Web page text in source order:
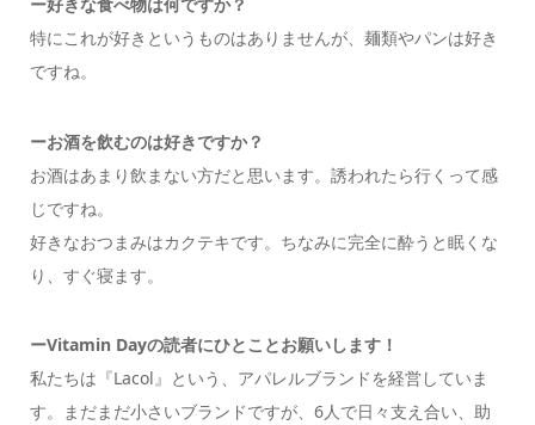
ー好きな食べ物は何ですか？
特にこれが好きというものはありませんが、麺類やパンは好き
ですね。
ーお酒を飲むのは好きですか？
お酒はあまり飲まない方だと思います。誘われたら行くって感
じですね。
好きなおつまみはカクテキです。ちなみに完全に酔うと眠くな
り、すぐ寝ます。
ーVitamin Dayの読者にひとことお願いします！
私たちは『Lacol』という、アパレルブランドを経営していま
す。まだまだ小さいブランドですが、6人で日々支え合い、助